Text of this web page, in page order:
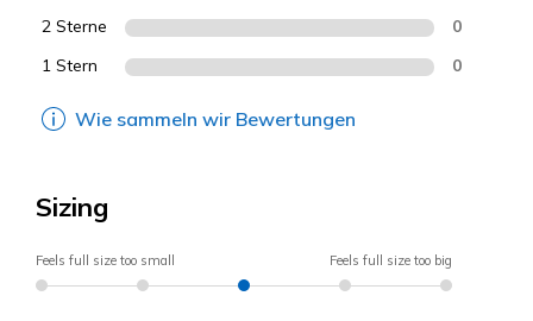
2 Sterne 0
1 Stern 0
Wie sammeln wir Bewertungen
Sizing
Feels full size too small Feels full size too big